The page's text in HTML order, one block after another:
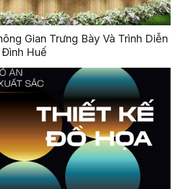
Gian Trưng Bày Và Trình Diễn
Huế